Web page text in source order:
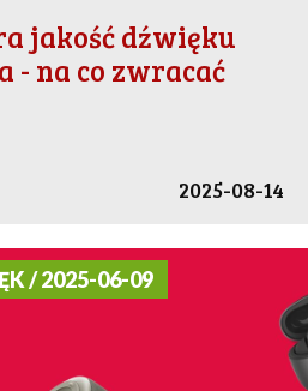
jakość dźwięku
- na co zwracać
2025-08-14
/ 2025-06-09